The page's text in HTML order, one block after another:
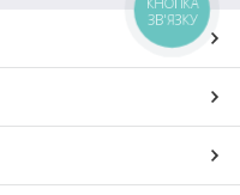
ЗВ'ЯЗКУ